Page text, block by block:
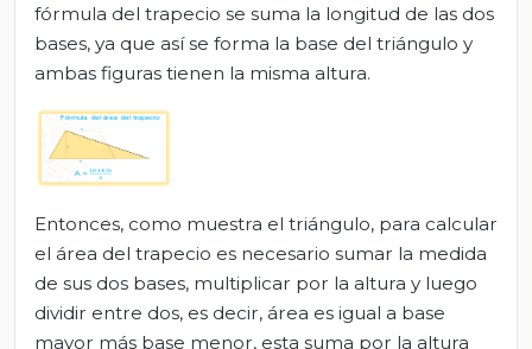
fórmula del trapecio se suma la longitud de las dos
bases, ya que así se forma la base del triángulo y
ambas figuras tienen la misma altura.
Entonces, como muestra el triángulo, para calcular
el área del trapecio es necesario sumar la medida
de sus dos bases, multiplicar por la altura y luego
dividir entre dos, es decir, área es igual a base
mayor más base menor, esta suma por la altura